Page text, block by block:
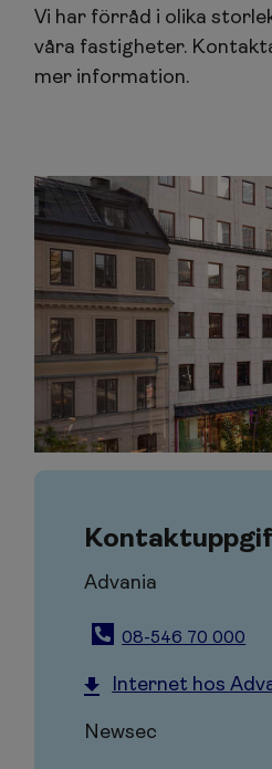
Vi har förråd i olika
våra fastigheter.
mer information.
Advania
08-546 70 000
Internet hos
Newsec